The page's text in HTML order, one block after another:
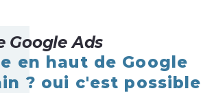
Google Ads
en haut de Google
? oui c'est possible